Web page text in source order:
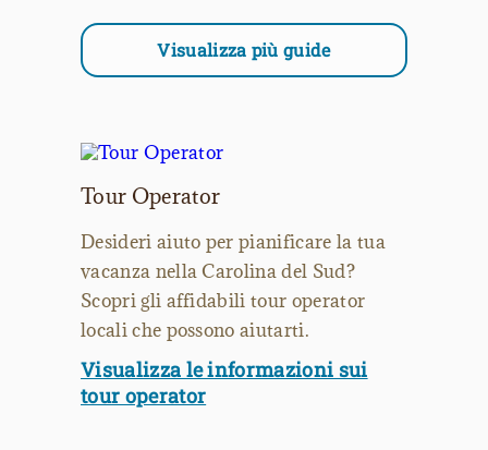
Visualizza più guide
Tour Operator
Desideri aiuto per pianificare la tua
vacanza nella Carolina del Sud?
Scopri gli affidabili tour operator
locali che possono aiutarti.
Visualizza le informazioni sui
tour operator